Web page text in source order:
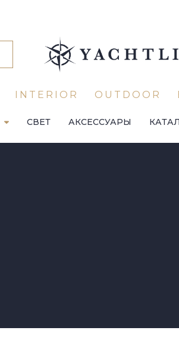
INTERIOR OUTDOOR
СВЕТ АКСЕССУАРЫ